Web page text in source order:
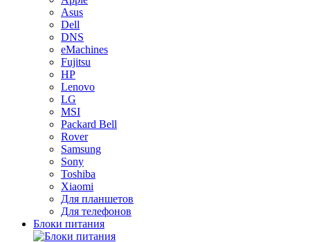
Asus
Dell
DNS
eMachines
Fujitsu
HP
Lenovo
LG
MSI
Packard Bell
Rover
Samsung
Sony
Toshiba
Xiaomi
Для планшетов
Для телефонов
Блоки питания